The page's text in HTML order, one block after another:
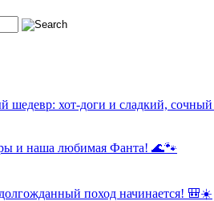
шедевр: хот-доги и сладкий, сочный
и наша любимая Фанта! 🌊🐾
поход начинается! 🎒☀️